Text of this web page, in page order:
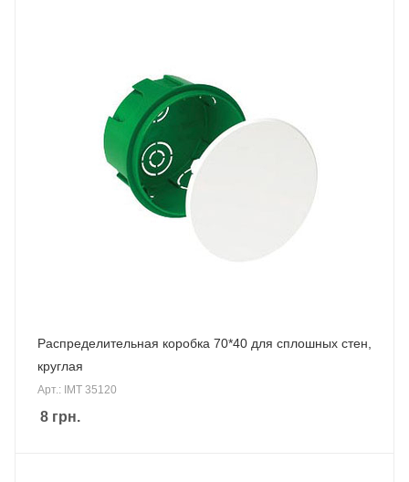
Распределительная коробка 70*40 для сплошных стен,
круглая
Арт.: IMT 35120
8 грн.